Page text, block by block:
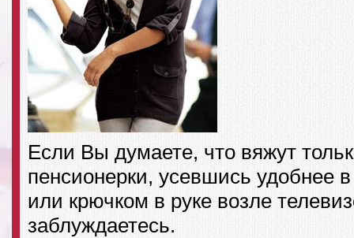
Если Вы думаете, что вяжут
пенсионерки, усевшись удобнее
или крючком в руке возле
заблуждаетесь.